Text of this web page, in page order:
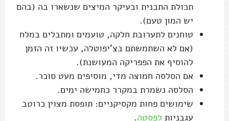
תכולת התבנית ובעיקר המיצים שנשארו בה (בהם
יש המון טעם).
טוחנים לתערובת חלקה, טועמים ומתבלים במלח
(אם לא השתמשתם בצ'יפוטלה, עכשיו זה הזמן
להוסיף את הפפריקה המעושנת).
אם הסלסה חמוצה מדי, מוסיפים מעט סוכר.
הסלסה נשמרת במקרר כחמישה ימים.
שימושים פחות מקסיקניים: תופסת מצוין כרוטב
עגבניות לפסטה.